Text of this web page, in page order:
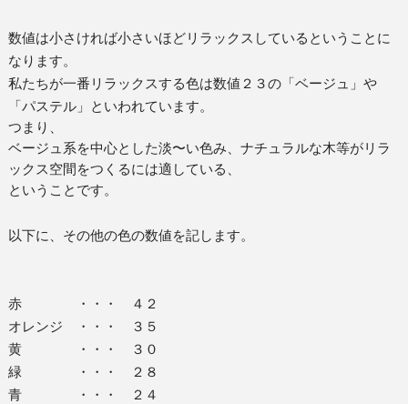
数値は小さければ小さいほどリラックスしているということに
なります。
私たちが一番リラックスする色は数値２３の「ベージュ」や
「パステル」といわれています。
つまり、
ベージュ系を中心とした淡〜い色み、ナチュラルな木等がリラ
ックス空間をつくるには適している、
ということです。
以下に、その他の色の数値を記します。
赤 ・・・ ４２
オレンジ ・・・ ３５
黄 ・・・ ３０
緑 ・・・ ２８
青 ・・・ ２４